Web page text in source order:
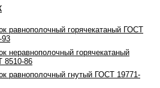
равнополочный горячекатаный ГОСТ
93
неравнополочный горячекатаный
8510-86
равнополочный гнутый ГОСТ 19771-